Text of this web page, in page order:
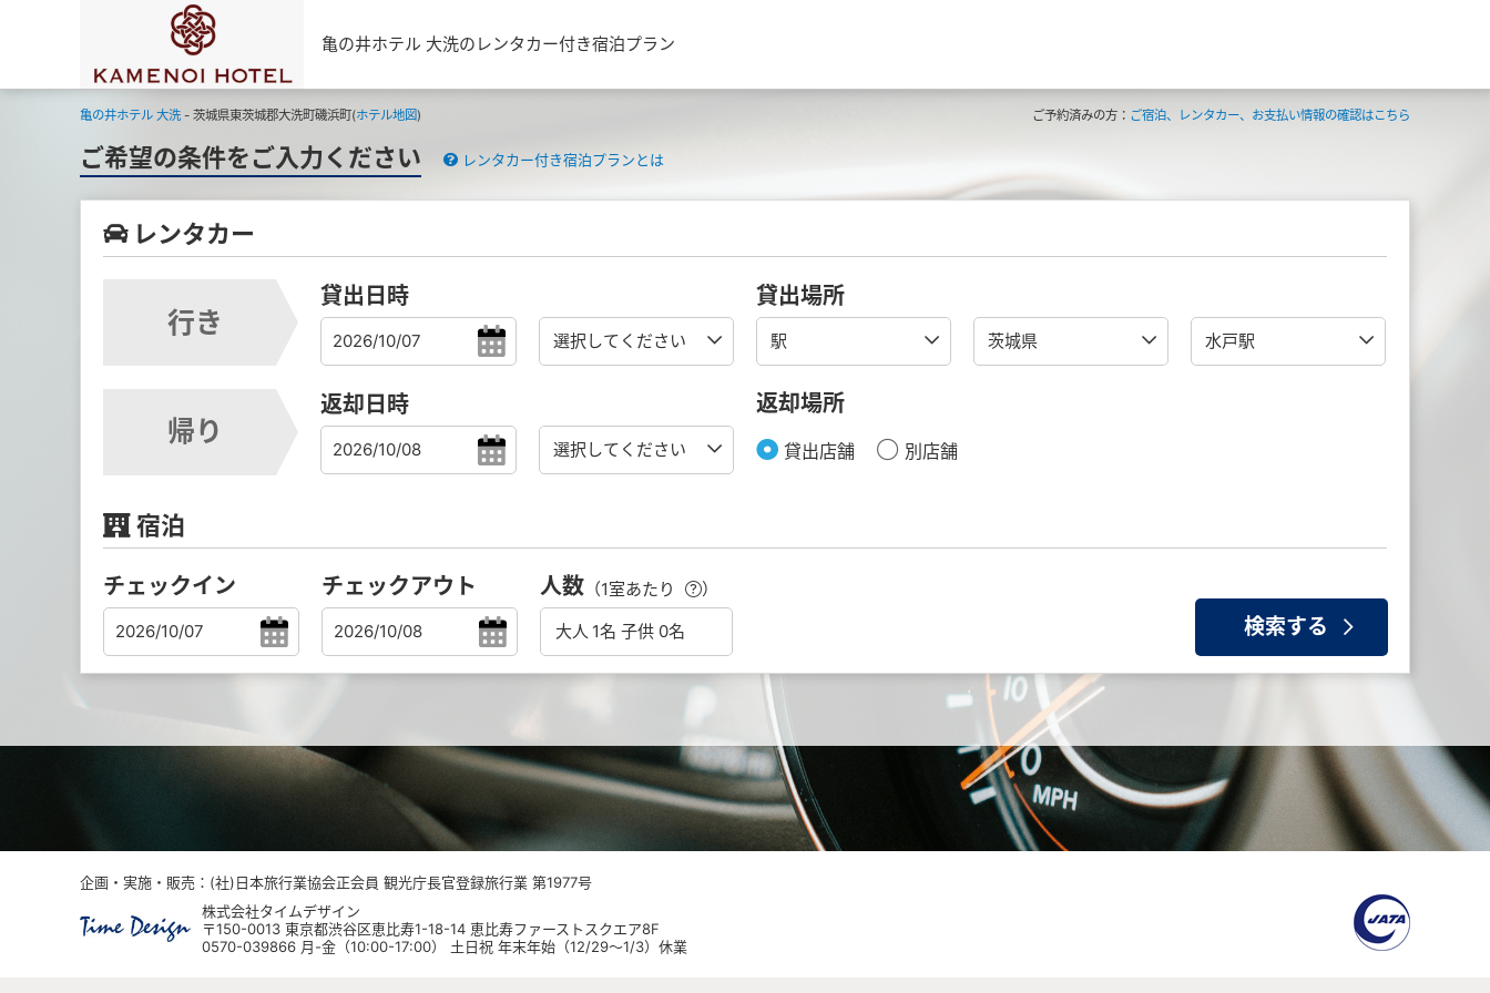
亀の井ホテル 大洗のレンタカー付き宿泊プラン
亀の井ホテル 大洗 - 茨城県東茨城郡大洗町磯浜町(ホテル地図) ご予約済みの方： ご宿泊、レンタカー、お支払い情報の確認はこちら
ご希望の条件をご入力ください レンタカー付き宿泊プランとは
レンタカー
行き
貸出日時 貸出場所
帰り
返却日時 返却場所
貸出店舗 別店舗
宿泊
チェックイン チェックアウト 人数 （1室あたり ）
企画・実施・販売：(社)日本旅行業協会正会員 観光庁長官登録旅行業 第1977号
株式会社タイムデザイン
〒150-0013 東京都渋谷区恵比寿1-18-14 恵比寿ファーストスクエア8F
0570-039866 月-金（10:00-17:00） 土日祝 年末年始（12/29～1/3）休業